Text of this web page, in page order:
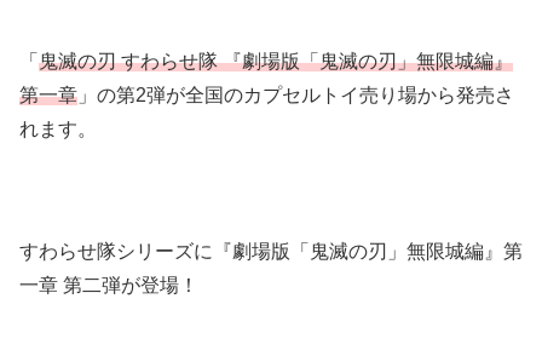
「 鬼滅の刃 すわらせ隊 『劇場版「鬼滅の刃」無限城編』
第一章 」の第2弾が全国のカプセルトイ売り場から発売さ
れます。
すわらせ隊シリーズに『劇場版「鬼滅の刃」無限城編』第
一章 第二弾が登場！